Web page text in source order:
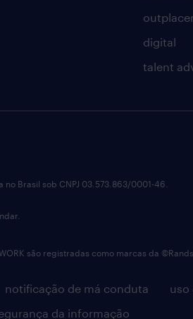
digital
talent
notificação de má conduta uso
da informação
Brasil sob CNPJ 03.573.863/0001-46.
são registradas como marcas da